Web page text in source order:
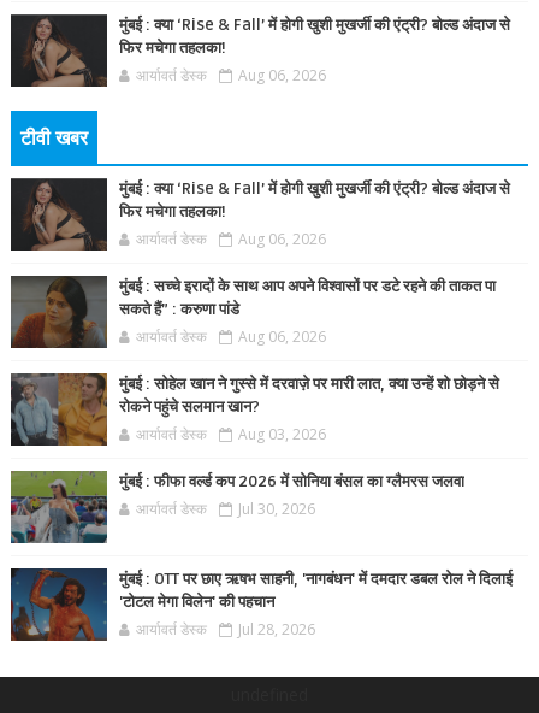
मुंबई : क्या ‘Rise & Fall’ में होगी खुशी मुखर्जी की एंट्री? बोल्ड अंदाज से
फिर मचेगा तहलका!
आर्यावर्त डेस्क Aug 06, 2026
टीवी खबर
मुंबई : क्या ‘Rise & Fall’ में होगी खुशी मुखर्जी की एंट्री? बोल्ड अंदाज से
फिर मचेगा तहलका!
आर्यावर्त डेस्क Aug 06, 2026
मुंबई : सच्चे इरादों के साथ आप अपने विश्वासों पर डटे रहने की ताकत पा
सकते हैं” : करुणा पांडे
आर्यावर्त डेस्क Aug 06, 2026
मुंबई : सोहेल खान ने गुस्से में दरवाज़े पर मारी लात, क्या उन्हें शो छोड़ने से
रोकने पहुंचे सलमान खान?
आर्यावर्त डेस्क Aug 03, 2026
मुंबई : फीफा वर्ल्ड कप 2026 में सोनिया बंसल का ग्लैमरस जलवा
आर्यावर्त डेस्क Jul 30, 2026
मुंबई : OTT पर छाए ऋषभ साहनी, 'नागबंधन' में दमदार डबल रोल ने दिलाई
'टोटल मेगा विलेन' की पहचान
आर्यावर्त डेस्क Jul 28, 2026